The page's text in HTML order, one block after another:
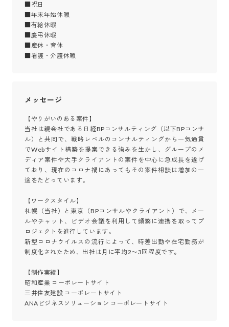
■祝日
■年末年始休暇
■有給休暇
■慶弔休暇
■産休・育休
■看護・介護休暇
メッセージ
【やりがいのある案件】
当社は親会社である日経BPコンサルティング（以下BPコンサ
ル）と共同で、戦略レベルのコンサルティングから一気通貫
でWebサイト構築を提案できる強みを生かし、グループのメ
ディア案件や大手クライアントの案件を中心に急成長を遂げ
ており、現在のコロナ禍にあってもその案件相談は増加の一
途をたどっています。
【ワークスタイル】
札幌（当社）と東京（BPコンサルやクライアント）で、メー
ルやチャット、ビデオ会議を利用して頻繁に連携を取ってプ
ロジェクトを進行しています。
新型コロナウイルスの流行によって、時差出勤や在宅勤務が
制度化されたため、出社は月に平均2〜3回程度です。
【制作実績】
昭和産業 コーポレートサイト
三井住友建設 コーポレートサイト
ANAビジネスソリューション コーポレートサイト